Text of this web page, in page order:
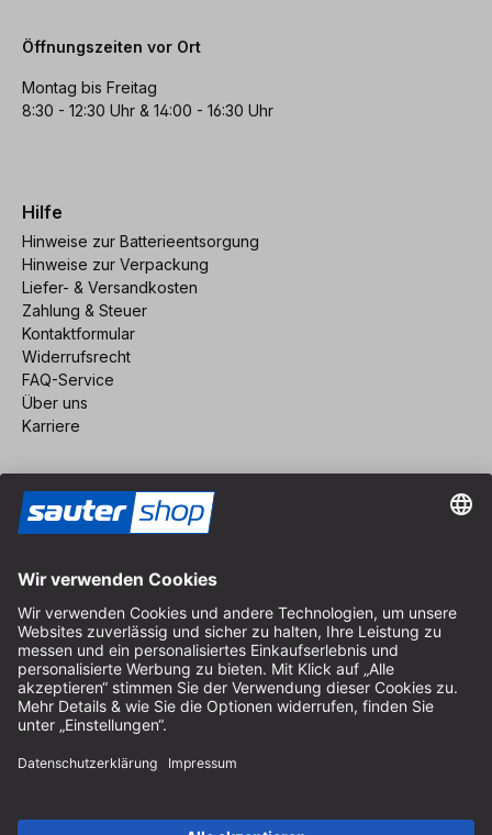
Öffnungszeiten vor Ort
Montag bis Freitag
8:30 - 12:30 Uhr & 14:00 - 16:30 Uhr
Hilfe
Hinweise zur Batterieentsorgung
Hinweise zur Verpackung
Liefer- & Versandkosten
Zahlung & Steuer
Kontaktformular
Widerrufsrecht
FAQ-Service
Über uns
Karriere
Impressum
AGB
Datenschutz
Cookie-Einstellungen
© 2026 sauter GmbH
* kostenloser Versand ab 150 Euro Bestellwert innerhalb